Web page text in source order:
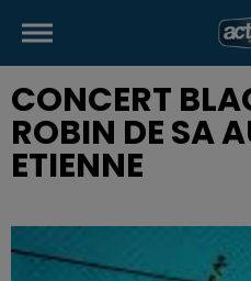
CONCERT
ROBIN DE SA
ETIENNE